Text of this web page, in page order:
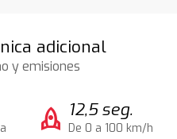
adicional
y emisiones
rocket 12,5 seg.
De 0 a 100 km/h